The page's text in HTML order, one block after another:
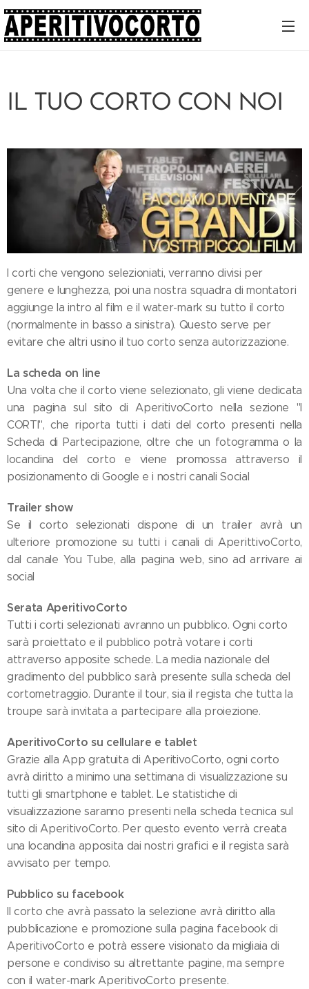
IL TUO CORTO CON NOI
I corti che vengono selezioniati, verranno divisi per
genere e lunghezza, poi una nostra squadra di montatori
aggiunge la intro al film e il water-mark su tutto il corto
(normalmente in basso a sinistra). Questo serve per
evitare che altri usino il tuo corto senza autorizzazione.
La scheda on line
Una volta che il corto viene selezionato, gli viene dedicata
una pagina sul sito di AperitivoCorto nella sezione "I
CORTI", che riporta tutti i dati del corto presenti nella
Scheda di Partecipazione, oltre che un fotogramma o la
locandina del corto e viene promossa attraverso il
posizionamento di Google e i nostri canali Social
Trailer show
Se il corto selezionati dispone di un trailer avrà un
ulteriore promozione su tutti i canali di AperittivoCorto,
dal canale You Tube, alla pagina web, sino ad arrivare ai
social
Serata AperitivoCorto
Tutti i corti selezionati avranno un pubblico. Ogni corto
sarà proiettato e il pubblico potrà votare i corti
attraverso apposite schede. La media nazionale del
gradimento del pubblico sarà presente sulla scheda del
cortometraggio. Durante il tour, sia il regista che tutta la
troupe sarà invitata a partecipare alla proiezione.
AperitivoCorto su cellulare e tablet
Grazie alla App gratuita di AperitivoCorto, ogni corto
avrà diritto a minimo una settimana di visualizzazione su
tutti gli smartphone e tablet. Le statistiche di
visualizzazione saranno presenti nella scheda tecnica sul
sito di AperitivoCorto. Per questo evento verrà creata
una locandina apposita dai nostri grafici e il regista sarà
avvisato per tempo.
Pubblico su facebook
Il corto che avrà passato la selezione avrà diritto alla
pubblicazione e promozione sulla pagina facebook di
AperitivoCorto e potrà essere visionato da migliaia di
persone e condiviso su altrettante pagine, ma sempre
con il water-mark AperitivoCorto presente.